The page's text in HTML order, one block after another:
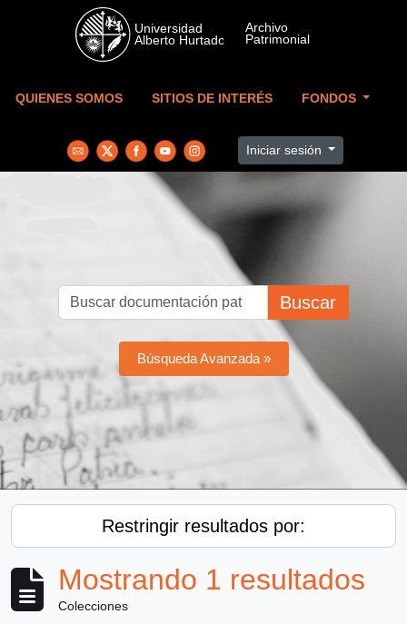
Skip to main content
QUIENES SOMOS SITIOS DE INTERÉS FONDOS
Iniciar sesión
Buscar
Búsqueda Avanzada »
Restringir resultados por:
Mostrando 1 resultados
Colecciones